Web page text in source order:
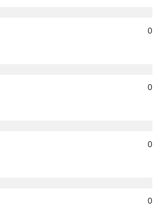
0
0
0
0